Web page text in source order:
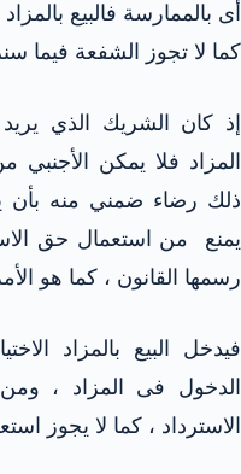
أى بالممارسة فالبيع
كما لا تجوز الشفعة فيما
إذ كان الشريك الذي
المزاد فلا يمكن
ذلك رضاء ضمني منه بأن
يمنع من استعمال حق
رسمها القانون ، كما هو
فيدخل البيع بالمزاد
الدخول فى المزاد ،
الاسترداد ، كما لا يجوز